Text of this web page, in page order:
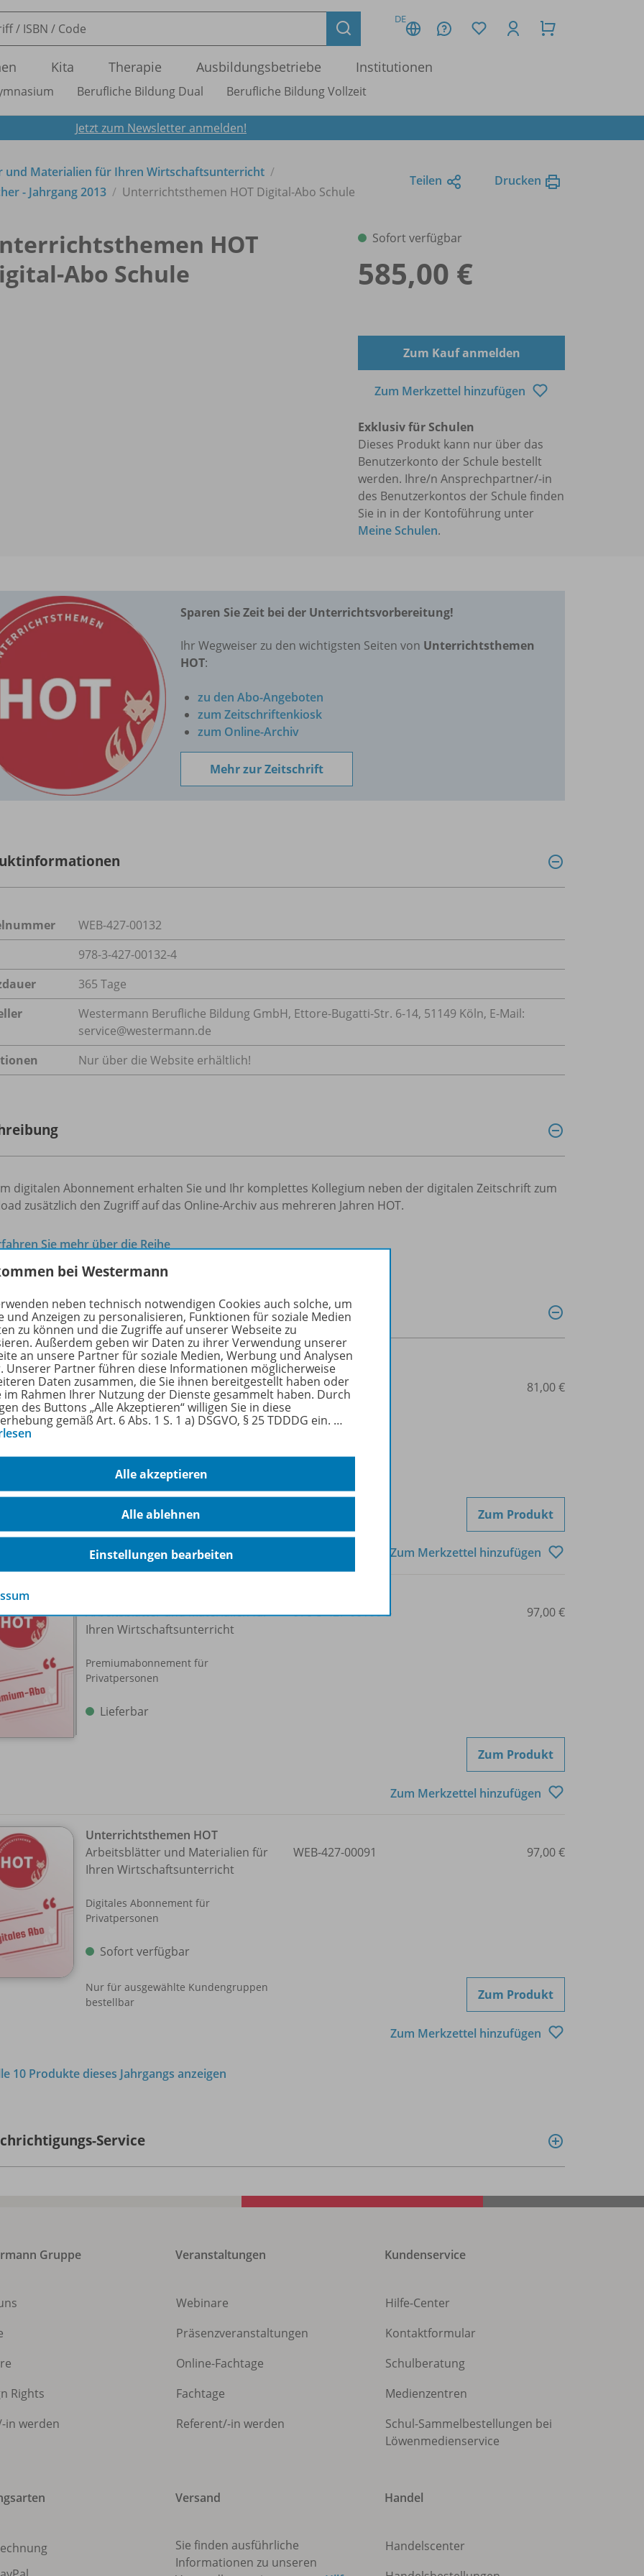
DE
Kita Therapie Ausbildungsbetriebe Institutionen
Berufliche Bildung Dual Berufliche Bildung Vollzeit
Jetzt zum Newsletter anmelden!
und Materialien für Ihren Wirtschaftsunterricht
- Jahrgang 2013
Unterrichtsthemen HOT Digital-Abo Schule
Teilen Drucken
HOT
Abo Schule
Sofort verfügbar
585,00 €
Zum Kauf anmelden
Zum Merkzettel hinzufügen
Exklusiv für Schulen
Dieses Produkt kann nur über das
Benutzerkonto der Schule bestellt
werden. Ihre/n Ansprechpartner/-in
des Benutzerkontos der Schule finden
Sie in in der Kontoführung unter
Meine Schulen.
Sparen Sie Zeit bei der Unterrichtsvorbereitung!
Ihr Wegweiser zu den wichtigsten Seiten von Unterrichtsthemen
HOT:
zu den Abo-Angeboten
zum Zeitschriftenkiosk
zum Online-Archiv
Mehr zur Zeitschrift
WEB-427-00132
978-3-427-00132-4
365 Tage
Westermann Berufliche Bildung GmbH, Ettore-Bugatti-Str. 6-14, 51149 Köln, E-Mail:
service@westermann.de
Nur über die Website erhältlich!
digitalen Abonnement erhalten Sie und Ihr komplettes Kollegium neben der digitalen Zeitschrift zum
zusätzlich den Zugriff auf das Online-Archiv aus mehreren Jahren HOT.
Sie mehr über die Reihe
Produkte
Unterrichtsthemen HOT
Arbeitsblätter und Materialien für
Ihren Wirtschaftsunterricht
Lieferbar
978-3-427-55555-1 81,00 €
Zum Produkt
Zum Merkzettel hinzufügen
Arbeitsblätter und Materialien für
Ihren Wirtschaftsunterricht
Premiumabonnement für
Privatpersonen
Lieferbar
978-3-427-00106-5 97,00 €
Zum Produkt
Zum Merkzettel hinzufügen
Unterrichtsthemen HOT
Arbeitsblätter und Materialien für
Ihren Wirtschaftsunterricht
Digitales Abonnement für
Privatpersonen
Sofort verfügbar
Nur für ausgewählte Kundengruppen
bestellbar
WEB-427-00091 97,00 €
Zum Produkt
Zum Merkzettel hinzufügen
10 Produkte dieses Jahrgangs anzeigen
Service
Gruppe
Rights
-in werden
Veranstaltungen
Webinare
Präsenzveranstaltungen
Online-Fachtage
Fachtage
Referent/-in werden
Kundenservice
Hilfe-Center
Kontaktformular
Schulberatung
Medienzentren
Schul-Sammelbestellungen bei
Löwenmedienservice
Versand
Sie finden ausführliche
Informationen zu unseren
Handel
Handelscenter
bei Westermann
neben technisch notwendigen Cookies auch solche, um
und Anzeigen zu personalisieren, Funktionen für soziale Medien
zu können und die Zugriffe auf unserer Webseite zu
Außerdem geben wir Daten zu ihrer Verwendung unserer
an unsere Partner für soziale Medien, Werbung und Analysen
Unserer Partner führen diese Informationen möglicherweise
Daten zusammen, die Sie ihnen bereitgestellt haben oder
im Rahmen Ihrer Nutzung der Dienste gesammelt haben. Durch
des Buttons „Alle Akzeptieren“ willigen Sie in diese
gemäß Art. 6 Abs. 1 S. 1 a) DSGVO, § 25 TDDDG ein. …
Alle akzeptieren
Alle ablehnen
Einstellungen bearbeiten